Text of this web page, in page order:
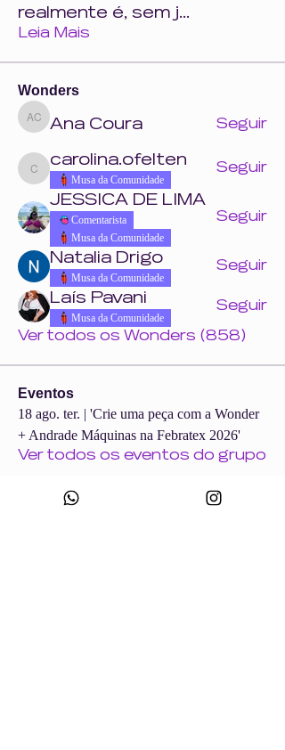
realmente é, sem j...
Leia Mais
Wonders
Ana Coura
Ana Coura Seguir
carolina.ofelten
carolina.ofelten
Musa da Comunidade
Seguir
JESSICA DE LIMA
Comentarista
Musa da Comunidade
Seguir
Natalia Drigo
Musa da Comunidade
Seguir
Laís Pavani
Musa da Comunidade
Seguir
Ver todos os Wonders (858)
Eventos
18 ago. ter. | 'Crie uma peça com a Wonder
+ Andrade Máquinas na Febratex 2026'
Ver todos os eventos do grupo